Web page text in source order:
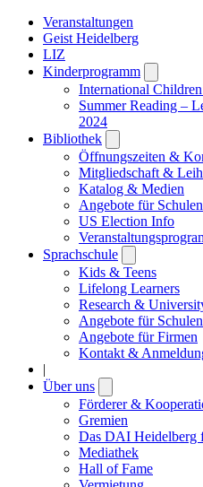
Veranstaltungen
Geist Heidelberg
LIZ
Kinderprogramm
submenu
International
Summer Reading –
2024
Bibliothek
submenu
Öffnungszeiten &
Mitgliedschaft &
Katalog & Medien
Angebote für Schulen
US Election Info
Sprachschule
submenu
Kids & Teens
Lifelong Learners
Research &
Angebote für Schulen
Angebote für Firmen
Kontakt &
|
Über uns
submenu
Förderer &
Gremien
Das DAI Heidelberg
Mediathek
Hall of Fame